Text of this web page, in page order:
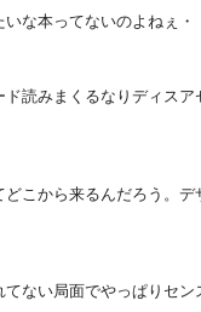
な本ってないのよねぇ・
読みまくるなりディス
こから来るんだろう。
ない局面でやっぱりセ